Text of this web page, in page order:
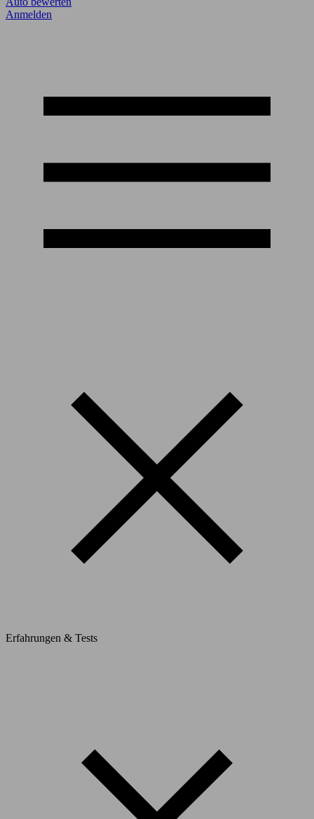
Anmelden
Erfahrungen & Tests